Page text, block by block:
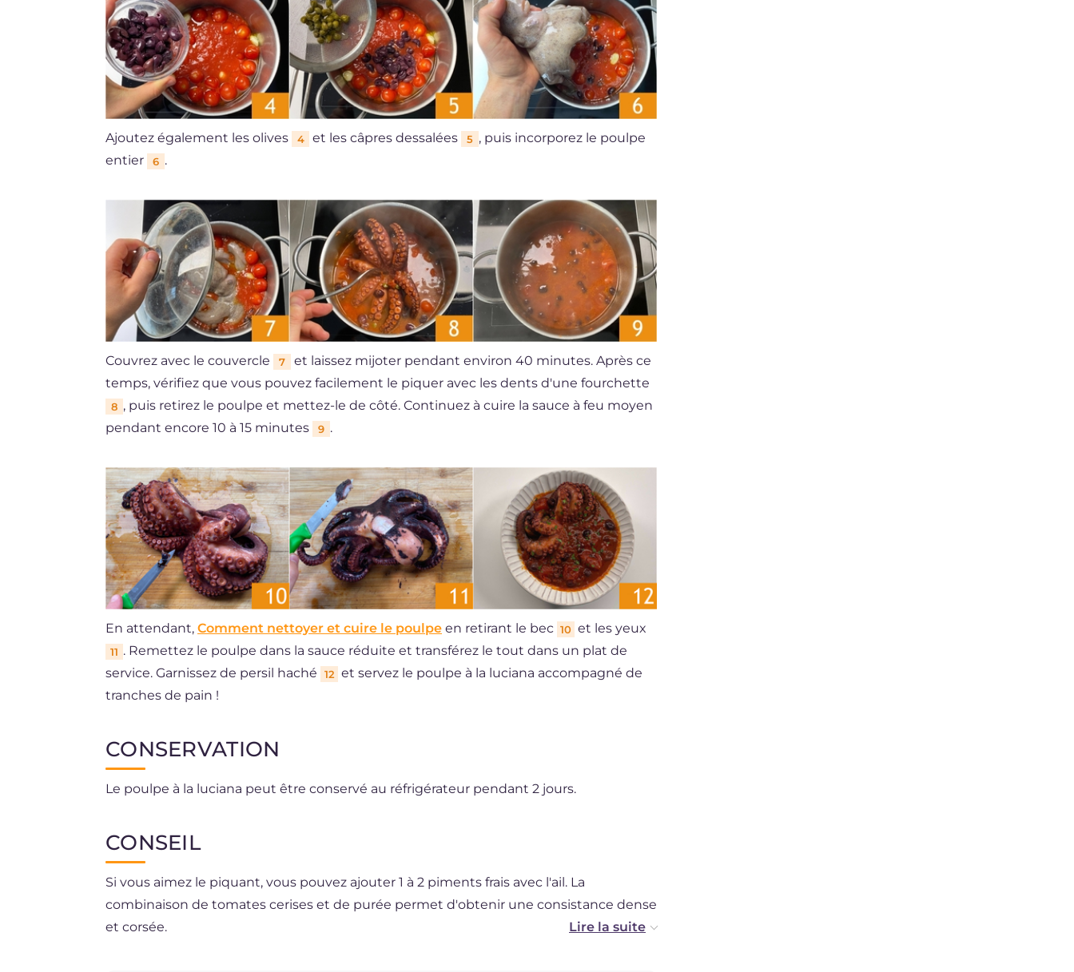
Ajoutez également les olives 4 et les câpres dessalées 5 , puis incorporez le poulpe
entier
6 .
Couvrez avec le couvercle 7
et laissez mijoter pendant environ 40 minutes. Après ce
temps, vérifiez que vous pouvez facilement le piquer avec les dents d'une fourchette
8 , puis retirez le poulpe et mettez-le de côté. Continuez à cuire la sauce à feu moyen
pendant encore 10 à 15 minutes
9 .
En attendant, Comment nettoyer et cuire le poulpe en retirant le bec 10 et les yeux
11 . Remettez le poulpe dans la sauce réduite et transférez le tout dans un plat de
service. Garnissez de persil haché
12 et servez le poulpe à la luciana accompagné de
tranches de pain !
CONSERVATION
Le poulpe à la luciana peut être conservé au réfrigérateur pendant 2 jours.
CONSEIL
Si vous aimez le piquant, vous pouvez ajouter 1 à 2 piments frais avec l'ail. La
combinaison de tomates cerises et de purée permet d'obtenir une consistance dense
et corsée.